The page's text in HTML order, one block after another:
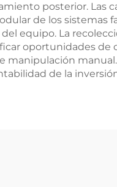
posterior. Las
de los sistemas
equipo. La
oportunidades de
manipulación
de la